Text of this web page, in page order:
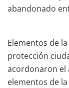
abandonado
Elementos de
protección
acordonaron el
elementos de